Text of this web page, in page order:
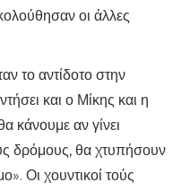
οι άλλες
το αντίδοτο στην
και ο Μίκης και η
κάνουμε αν γίνει
δρόμους, θα χτυπήσουν
Οι χουντικοί τούς